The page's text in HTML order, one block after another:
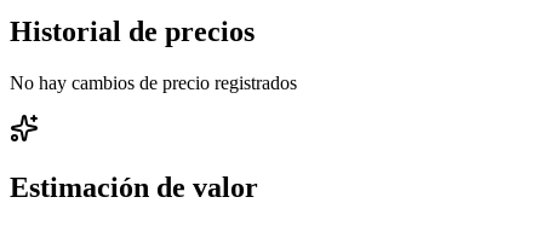
Historial de precios
No hay cambios de precio registrados
Estimación de valor